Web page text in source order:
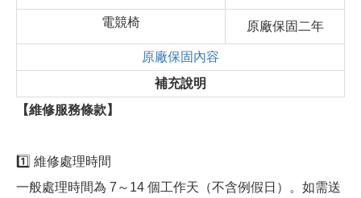
電競椅 原廠保固二年
原廠保固內容
補充說明
【維修服務條款】
1️⃣ 維修處理時間
一般處理時間為 7～14 個工作天（不含例假日）。如需送